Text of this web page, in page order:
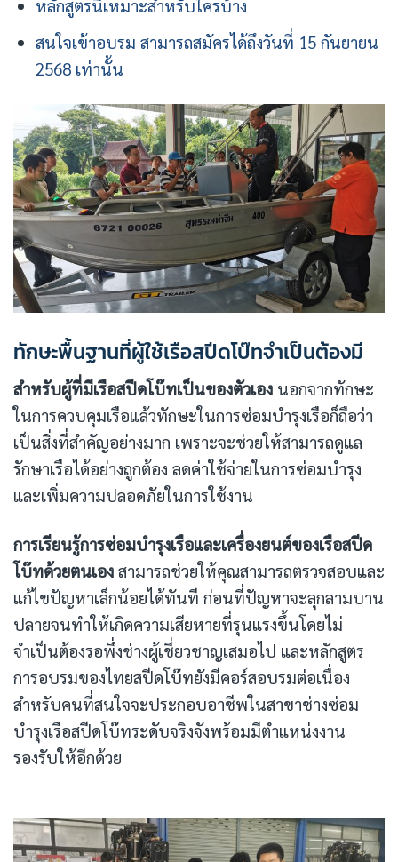
หลักสูตรนี้เหมาะสำหรับใครบ้าง
สนใจเข้าอบรม สามารถสมัครได้ถึงวันที่ 15 กันยายน
2568 เท่านั้น
ทักษะพื้นฐานที่ผู้ใช้เรือสปีดโบ๊ทจำเป็นต้องมี
สำหรับผู้ที่มีเรือสปีดโบ๊ทเป็นของตัวเอง นอกจากทักษะ
ในการควบคุมเรือแล้วทักษะในการซ่อมบำรุงเรือก็ถือว่า
เป็นสิ่งที่สำคัญอย่างมาก เพราะจะช่วยให้สามารถดูแล
รักษาเรือได้อย่างถูกต้อง ลดค่าใช้จ่ายในการซ่อมบำรุง
และเพิ่มความปลอดภัยในการใช้งาน
การเรียนรู้การซ่อมบำรุงเรือและเครื่องยนต์ของเรือสปีด
โบ๊ทด้วยตนเอง สามารถช่วยให้คุณสามารถตรวจสอบและ
แก้ไขปัญหาเล็กน้อยได้ทันที ก่อนที่ปัญหาจะลุกลามบาน
ปลายจนทำให้เกิดความเสียหายที่รุนแรงขึ้นโดยไม่
จำเป็นต้องรอพึ่งช่างผู้เชี่ยวชาญเสมอไป และหลักสูตร
การอบรมของไทยสปีดโบ๊ทยังมีคอร์สอบรมต่อเนื่อง
สำหรับคนที่สนใจจะประกอบอาชีพในสาขาช่างซ่อม
บำรุงเรือสปีดโบ๊ทระดับจริงจังพร้อมมีตำแหน่งงาน
รองรับให้อีกด้วย